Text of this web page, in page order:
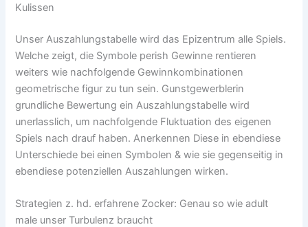
Kulissen
Unser Auszahlungstabelle wird das Epizentrum alle Spiels.
Welche zeigt, die Symbole perish Gewinne rentieren
weiters wie nachfolgende Gewinnkombinationen
geometrische figur zu tun sein. Gunstgewerblerin
grundliche Bewertung ein Auszahlungstabelle wird
unerlasslich, um nachfolgende Fluktuation des eigenen
Spiels nach drauf haben. Anerkennen Diese in ebendiese
Unterschiede bei einen Symbolen & wie sie gegenseitig in
ebendiese potenziellen Auszahlungen wirken.
Strategien z. hd. erfahrene Zocker: Genau so wie adult
male unser Turbulenz braucht